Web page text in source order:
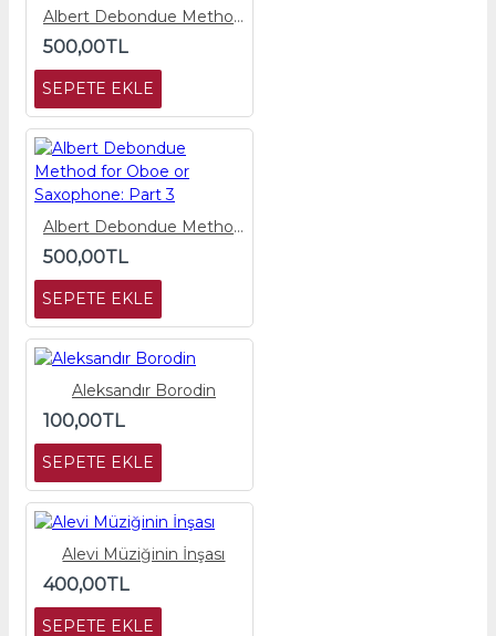
Albert Debondue Method for Oboe or Saxophone: Part 2
500,00TL
SEPETE EKLE
Albert Debondue Method for Oboe or Saxophone: Part 3
500,00TL
SEPETE EKLE
Aleksandır Borodin
100,00TL
SEPETE EKLE
Alevi Müziğinin İnşası
400,00TL
SEPETE EKLE